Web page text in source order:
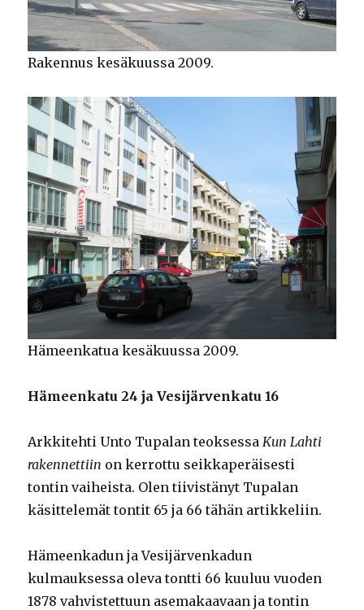
Rakennus kesäkuussa 2009.
Hämeenkatua kesäkuussa 2009.
Hämeenkatu 24 ja Vesijärvenkatu 16
Arkkitehti Unto Tupalan teoksessa Kun Lahti
rakennettiin on kerrottu seikkaperäisesti
tontin vaiheista. Olen tiivistänyt Tupalan
käsittelemät tontit 65 ja 66 tähän artikkeliin.
Hämeenkadun ja Vesijärvenkadun
kulmauksessa oleva tontti 66 kuuluu vuoden
1878 vahvistettuun asemakaavaan ja tontin